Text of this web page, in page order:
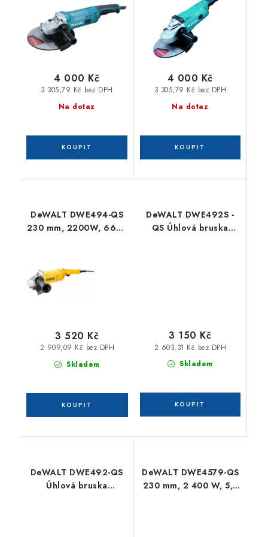
Na dotaz
3 305,79 Kč bez DPH
4 000 Kč
Na dotaz
3 305,79 Kč bez DPH
4 000 Kč
DeWALT DWE494-QS
230 mm, 2200W, 6600
spínač
Skladem
2 909,09 Kč bez DPH
3 520 Kč
DeWALT DWE492S -
QS Úhlová bruska
Skladem
2 603,31 Kč bez DPH
3 150 Kč
DeWALT DWE492-QS
Úhlová bruska
DeWALT DWE4579-QS
230 mm, 2 400 W, 5,7